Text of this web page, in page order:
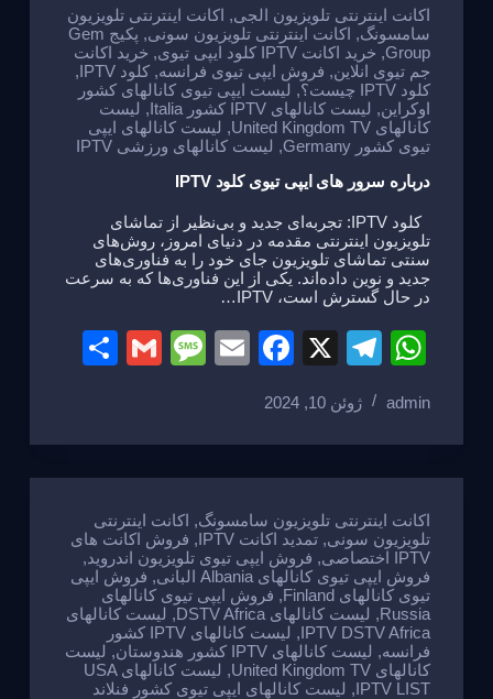
اکانت اینترنتی تلویزیون الجی, اکانت اینترنتی تلویزیون
سامسونگ, اکانت اینترنتی تلویزیون سونی,
پکیج Gem
Group
, خرید اکانت IPTV کلود ایپی تیوی , خرید اکانت
جم تیوی انلاین, فروش ایپی تیوی فرانسه, کلود IPTV
,
کلود IPTV چیست؟
, لیست ایپی تیوی کانالهای کشور
اوکراین, لیست کانالهای IPTV کشور Italia , لیست
کانالهای United Kingdom TV
, لیست کانالهای ایپی
تیوی کشور Germany
, لیست کانالهای ورزشی IPTV
درباره سرور های ایپی تیوی کلود IPTV
کلود IPTV: تجربه‌ای جدید و بی‌نظیر از تماشای
تلویزیون اینترنتی مقدمه در دنیای امروز، روش‌های
سنتی تماشای تلویزیون جای خود را به فناوری‌های
جدید و نوین داده‌اند. یکی از این فناوری‌ها که به سرعت
در حال گسترش است، IPTV…
W
at
s
A
p
p
T
e
gr
a
m
X
F
e
b
o
o
k
E
M
a
g
e
G
e
admin ژوئن 10, 2024
اکانت اینترنتی تلویزیون سامسونگ, اکانت اینترنتی
تلویزیون سونی, تمدید اکانت IPTV , فروش اکانت های
IPTV اختصاصی
, فروش ایپی تیوی تلویزیون اندروید ,
فروش ایپی تیوی کانالهای Albania البانی
, فروش ایپی
تیوی کانالهای Finland
, فروش ایپی تیوی کانالهای
Russia
, لیست کانالهای DSTV Africa , لیست کانالهای
IPTV DSTV Africa
,
لیست کانالهای IPTV کشور
فرانسه, لیست کانالهای IPTV کشور هندوستان , لیست
کانالهای United Kingdom TV
,
لیست کانالهای USA
IPTV LIST
, لیست کانالهای ایپی تیوی کشور فنلاند